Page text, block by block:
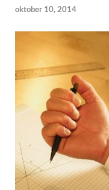
oktober 10, 2014